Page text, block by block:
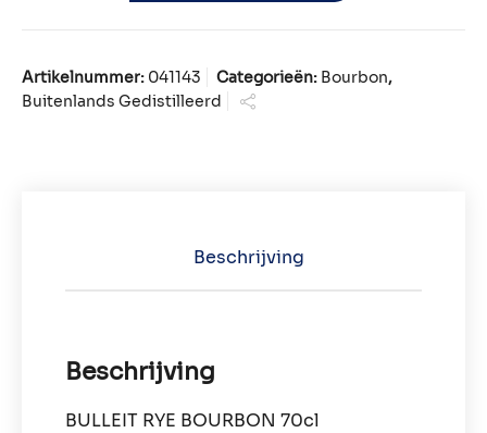
Artikelnummer: 041143 Categorieën: Bourbon,
Buitenlands Gedistilleerd
Beschrijving
Beschrijving
BULLEIT RYE BOURBON 70cl